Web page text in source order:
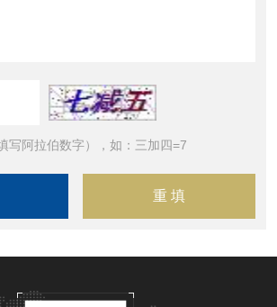
写阿拉伯数字），如：三加四=7